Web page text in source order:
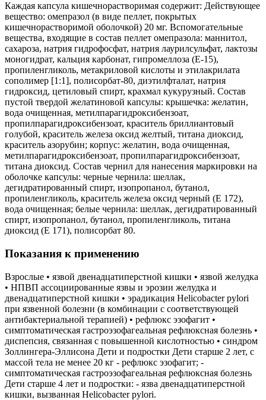
Каждая капсула кишечнорастворимая содержит: Действующее
вещество: омепразол (в виде пеллет, покрытых
кишечнорастворимой оболочкой) 20 мг. Вспомогательные
вещества, входящие в состав пеллет омепразола: маннитол,
сахароза, натрия гидрофосфат, натрия лаурилсульфат, лактозы
моногидрат, кальция карбонат, гипромеллоза (Е-15),
пропиленгликоль, метакриловой кислоты и этилакрилата
сополимер [1:1], полисорбат-80, диэтилфталат, натрия
гидроксид, цетиловый спирт, крахмал кукурузный. Состав
пустой твердой желатиновой капсулы: крышечка: желатин,
вода очищенная, метилпарагидроксибензоат,
пропилпарагидроксибензоат, краситель бриллиантовый
голубой, краситель железа оксид желтый, титана диоксид,
краситель азорубин; корпус: желатин, вода очищенная,
метилпарагидроксибензоат, пропилпарагидроксибензоат,
титана диоксид. Cостав чернил для нанесения маркировки на
оболочке капсулы: черные чернила: шеллак,
дегидратированный спирт, изопропанол, бутанол,
пропиленгликоль, краситель железа оксид черный (Е 172),
вода очищенная; белые чернила: шеллак, дегидратированный
спирт, изопропанол, бутанол, пропиленгликоль, титана
диоксид (Е 171), полисорбат 80.
Показания к применению
Взрослые • язвой двенадцатиперстной кишки • язвой желудка
• НПВП ассоциированные язвы и эрозии желудка и
двенадцатиперстной кишки • эрадикация Helicobacter pylori
при язвенной болезни (в комбинации с соответствующей
антибактериальной терапией) • рефлюкс эзофагит •
симптоматическая гастроэзофагеальная рефлюксная болезнь •
диспепсия, связанная с повышенной кислотностью • синдром
Золлингера-Эллисона Дети и подростки Дети старше 2 лет, с
массой тела не менее 20 кг - рефлюкс эзофагит; -
симптоматическая гастроэзофагеальная рефлюксная болезнь
Дети старше 4 лет и подростки: - язва двенадцатиперстной
кишки, вызванная Helicobacter pylori.